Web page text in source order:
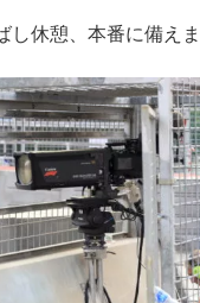
し休憩、本番に備えま